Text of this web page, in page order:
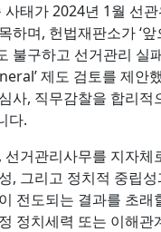
사태가 2024년 1월 선
하며, 헌법재판소가 ‘
불구하고 선거관리 실
제도 검토를 제안
사, 직무감찰을 합리
다.
선거관리사무를 지자
, 그리고 정치적 중립
전도되는 결과를 초
정치세력 또는 이해